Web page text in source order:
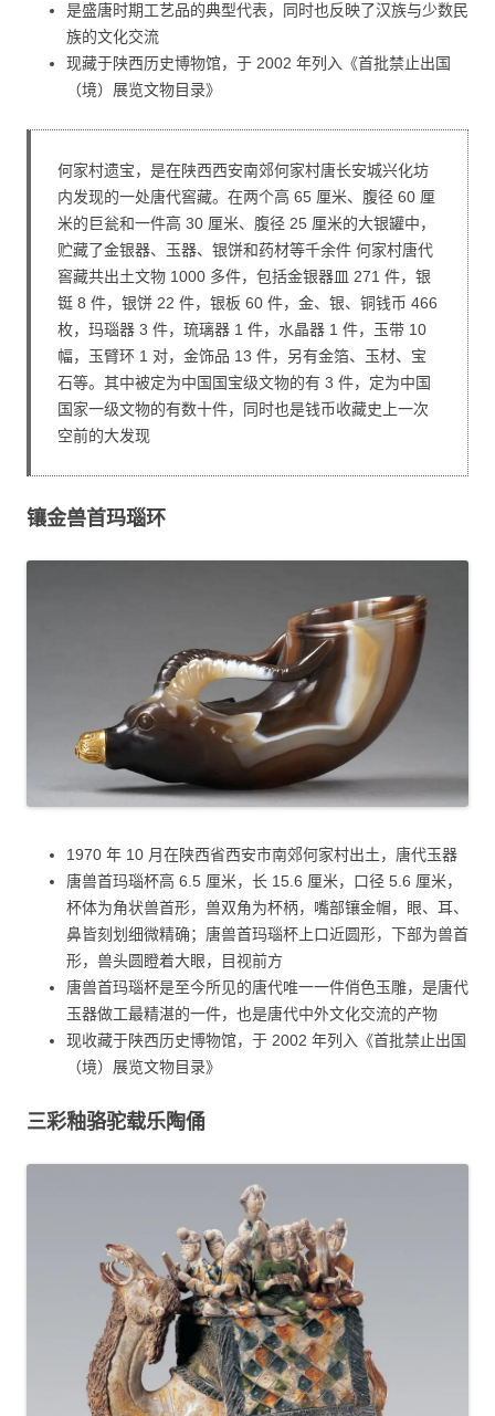
是盛唐时期工艺品的典型代表，同时也反映了汉族与少数民
族的文化交流
现藏于陕西历史博物馆，于 2002 年列入《首批禁止出国
（境）展览文物目录》
何家村遗宝，是在陕西西安南郊何家村唐长安城兴化坊
内发现的一处唐代窖藏。在两个高 65 厘米、腹径 60 厘
米的巨瓮和一件高 30 厘米、腹径 25 厘米的大银罐中，
贮藏了金银器、玉器、银饼和药材等千余件 何家村唐代
窖藏共出土文物 1000 多件，包括金银器皿 271 件，银
铤 8 件，银饼 22 件，银板 60 件，金、银、铜钱币 466
枚，玛瑙器 3 件，琉璃器 1 件，水晶器 1 件，玉带 10
幅，玉臂环 1 对，金饰品 13 件，另有金箔、玉材、宝
石等。其中被定为中国国宝级文物的有 3 件，定为中国
国家一级文物的有数十件，同时也是钱币收藏史上一次
空前的大发现
镶金兽首玛瑙环
1970 年 10 月在陕西省西安市南郊何家村出土，唐代玉器
唐兽首玛瑙杯高 6.5 厘米，长 15.6 厘米，口径 5.6 厘米，
杯体为角状兽首形，兽双角为杯柄，嘴部镶金帽，眼、耳、
鼻皆刻划细微精确；唐兽首玛瑙杯上口近圆形，下部为兽首
形，兽头圆瞪着大眼，目视前方
唐兽首玛瑙杯是至今所见的唐代唯一一件俏色玉雕，是唐代
玉器做工最精湛的一件，也是唐代中外文化交流的产物
现收藏于陕西历史博物馆，于 2002 年列入《首批禁止出国
（境）展览文物目录》
三彩釉骆驼载乐陶俑